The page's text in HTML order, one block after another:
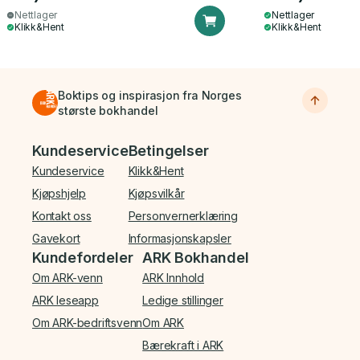
Nettlager
Klikk&Hent
Nettlager
Klikk&Hent
Boktips og inspirasjon fra Norges
største bokhandel
Bunnmeny
Kundeservice
Kundeservice
Kjøpshjelp
Kontakt oss
Gavekort
Betingelser
Klikk&Hent
Kjøpsvilkår
Personvernerklæring
Informasjonskapsler
Kundefordeler
Om ARK-venn
ARK leseapp
Om ARK-bedriftsvenn
ARK Bokhandel
ARK Innhold
Ledige stillinger
Om ARK
Bærekraft i ARK